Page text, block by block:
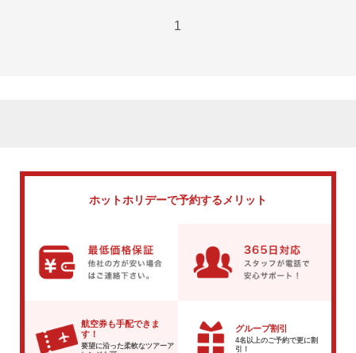
1
ホットホリデーで予約するメリット
航空券も手配できま
す！
要望に沿った柔軟なツアーア
グループ割引
4名以上のご予約で更に割
引！